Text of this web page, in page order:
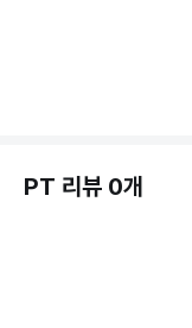
PT 리뷰 0개